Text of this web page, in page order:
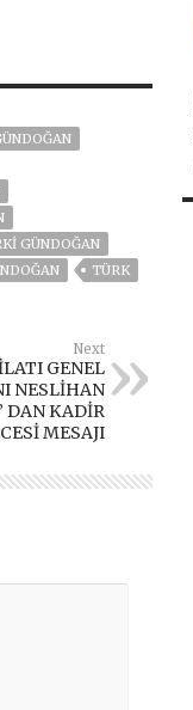
GÜNDOĞAN
TÜRK
Next
GENEL
NESLİHAN
DAN KADİR
MESAJI